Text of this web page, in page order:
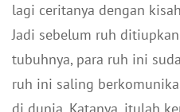
lagi ceritanya dengan
Jadi sebelum ruh
tubuhnya, para ruh ini
ruh ini saling